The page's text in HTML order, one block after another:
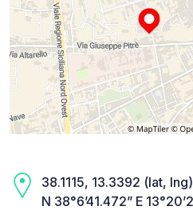
38.1115, 13.3392 (lat, lng)
N 38°6’41.472” E